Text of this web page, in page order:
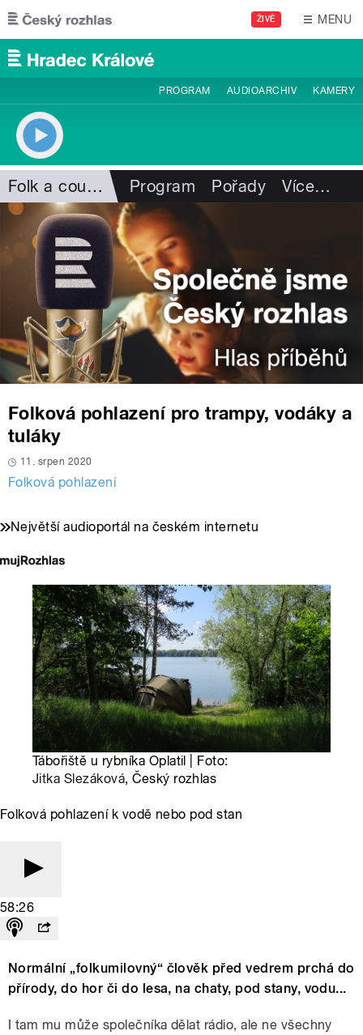
Přejít k hlavnímu obsahu
ŽIVĚ MENU
PROGRAM AUDIOARCHIV KAMERY
Folk a country Program Pořady Více…
Folková pohlazení pro trampy, vodáky a
tuláky
11. srpen 2020
Folková pohlazení
Největší audioportál na českém internetu
Tábořiště u rybníka Oplatil | Foto:
Jitka Slezáková, Český rozhlas
Folková pohlazení k vodě nebo pod stan
58:26
Normální „folkumilovný“ člověk před vedrem prchá do
přírody, do hor či do lesa, na chaty, pod stany, vodu...
I tam mu může společníka dělat rádio, ale ne všechny